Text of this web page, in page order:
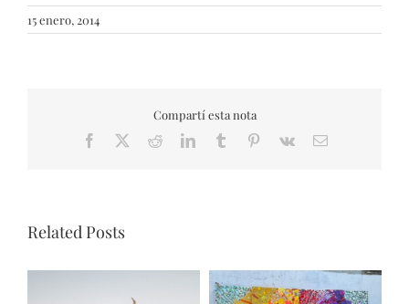
15 enero, 2014
Compartí esta nota
Facebook RedditLinkedInTumblr Pinterest
Vk Email
Related Posts